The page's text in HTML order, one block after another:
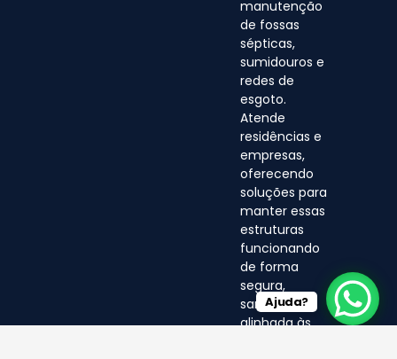
manutenção
de fossas
sépticas,
sumidouros e
redes de
esgoto.
Atende
residências e
empresas,
oferecendo
soluções para
manter essas
estruturas
funcionando
de forma
segura,
sanitária e
alinhada às
Ajuda?